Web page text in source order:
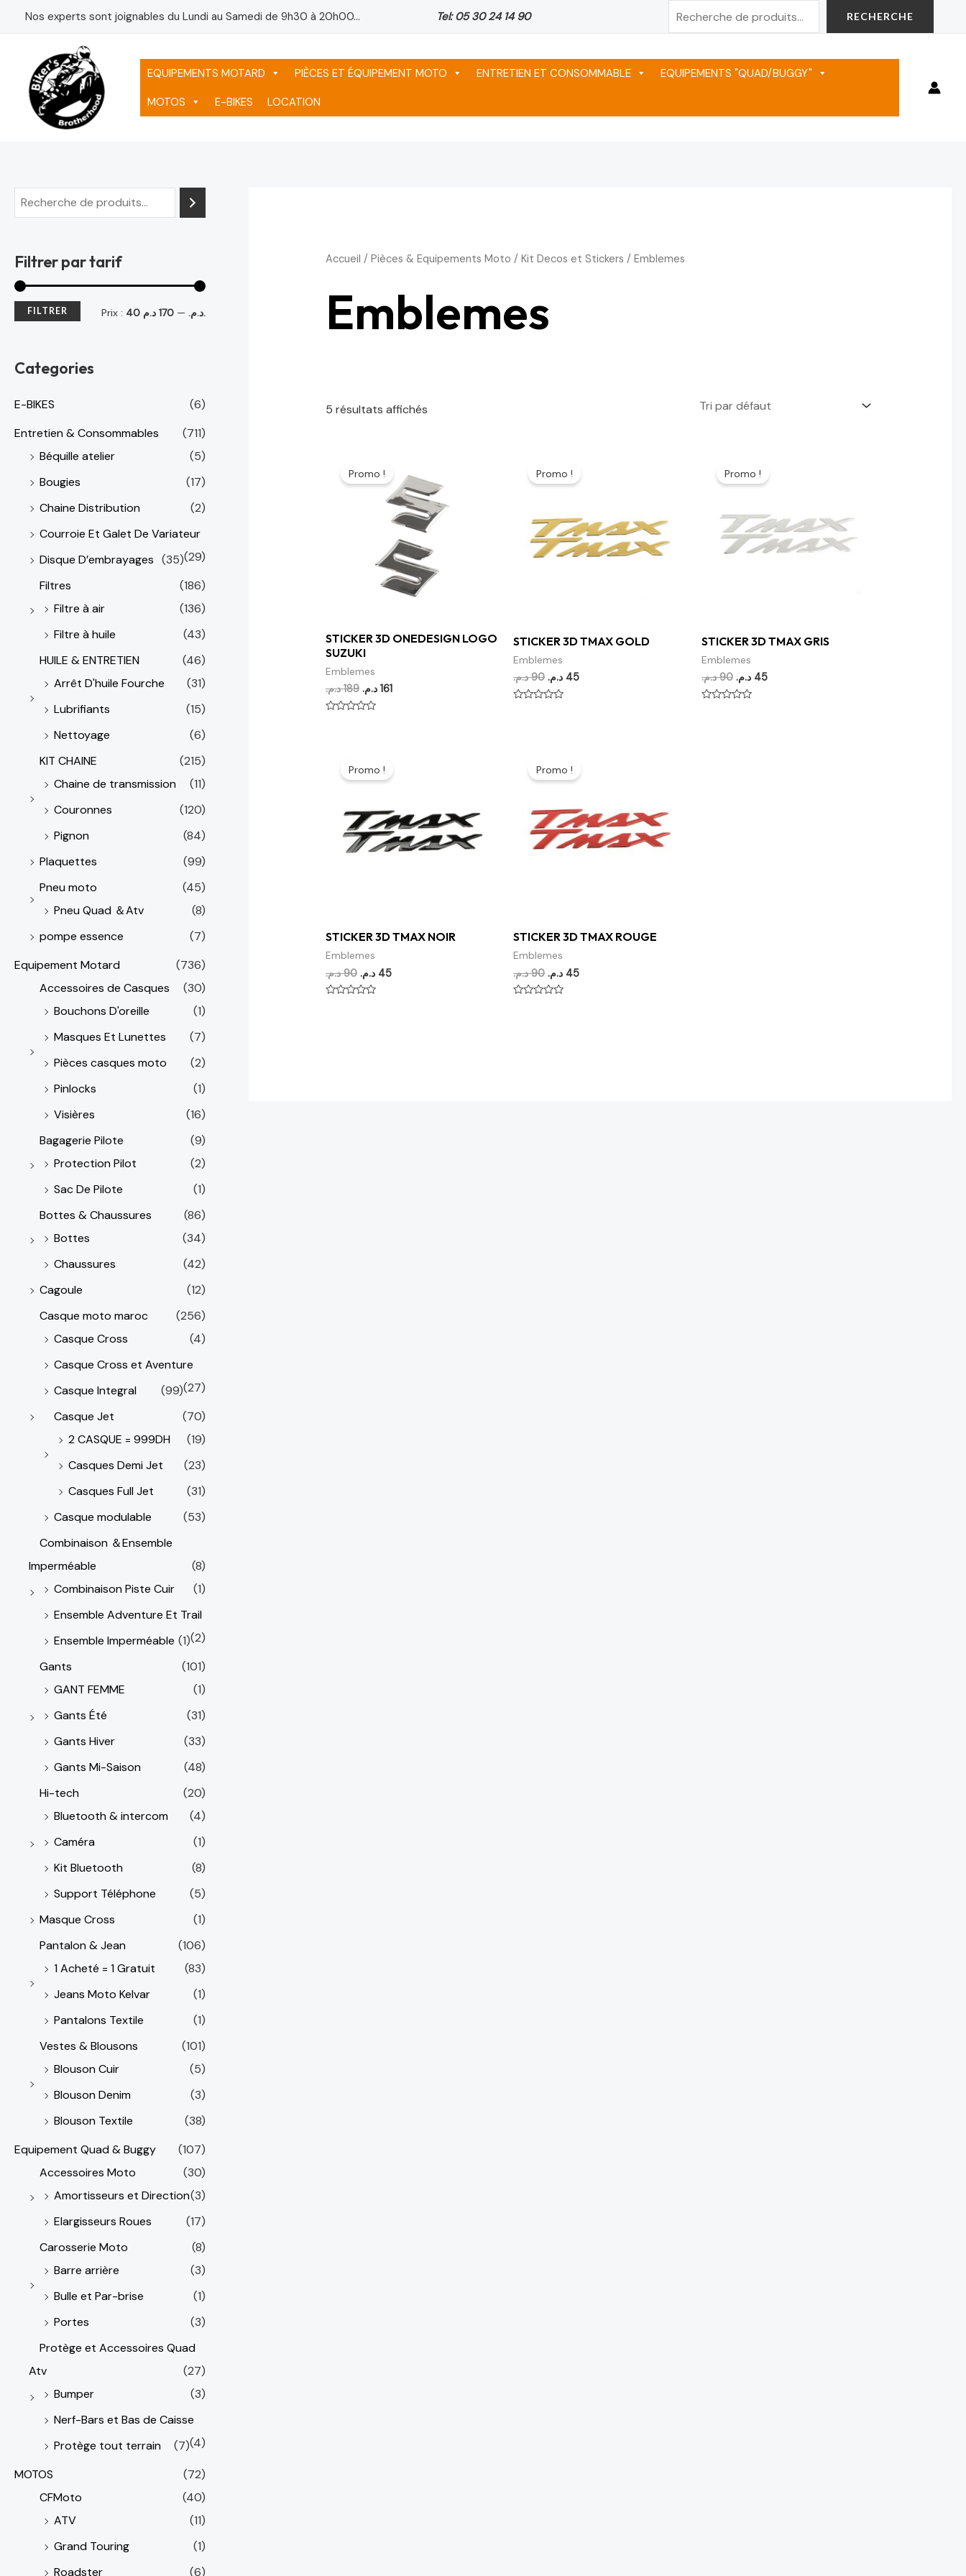
Nos experts sont joignables du Lundi au Samedi de 9h30 à 20h00... Tel: 05 30 24 14 90 Rechercher RECHERCHE
EQUIPEMENTS MOTARD PIÈCES ET ÉQUIPEMENT MOTO ENTRETIEN ET CONSOMMABLE
EQUIPEMENTS "QUAD/BUGGY"
MOTOS
E-BIKES LOCATION
Filtrer par tarif
P
i
P
i
FILTRER Prix : 40 د.م. — 170 د.م.
Categories
E-BIKES
(6)
Entretien & Consommables
(711)
Béquille atelier
(5)
Bougies
(17)
Chaine Distribution
(2)
Courroie Et Galet De Variateur
(29)
Disque D’embrayages (35)
Filtres
(186)
Filtre à air
(136)
Filtre à huile
(43)
HUILE & ENTRETIEN
(46)
Arrêt D'huile Fourche
(31)
Lubrifiants
(15)
Nettoyage
(6)
KIT CHAINE
(215)
Chaine de transmission
(11)
Couronnes
(120)
Pignon
(84)
Plaquettes
(99)
Pneu moto
(45)
Pneu Quad ＆Atv
(8)
pompe essence
(7)
Equipement Motard
(736)
Accessoires de Casques
(30)
Bouchons D'oreille
(1)
Masques Et Lunettes
(7)
Pièces casques moto
(2)
Pinlocks
(1)
Visières
(16)
Bagagerie Pilote
(9)
Protection Pilot
(2)
Sac De Pilote
(1)
Bottes & Chaussures
(86)
Bottes
(34)
Chaussures
(42)
Cagoule
(12)
Casque moto maroc
(256)
Casque Cross
(4)
Casque Cross et Aventure
(27)
Casque Integral
(99)
Casque Jet
(70)
2 CASQUE = 999DH
(19)
Casques Demi Jet
(23)
Casques Full Jet
(31)
Casque modulable
(53)
Combinaison ＆Ensemble
Imperméable
(8)
Combinaison Piste Cuir
(1)
Ensemble Adventure Et Trail
(2)
Ensemble Imperméable (1)
Gants
(101)
GANT FEMME
(1)
Gants Été
(31)
Gants Hiver
(33)
Gants Mi-Saison
(48)
Hi-tech
(20)
Bluetooth & intercom
(4)
Caméra
(1)
Kit Bluetooth
(8)
Support Téléphone
(5)
Masque Cross
(1)
Pantalon & Jean
(106)
1 Acheté = 1 Gratuit
(83)
Jeans Moto Kelvar
(1)
Pantalons Textile
(1)
Vestes & Blousons
(101)
Blouson Cuir
(5)
Blouson Denim
(3)
Blouson Textile
(38)
Equipement Quad & Buggy
(107)
Accessoires Moto
(30)
Amortisseurs et Direction(3)
Elargisseurs Roues
(17)
Carosserie Moto
(8)
Barre arrière
(3)
Bulle et Par-brise
(1)
Portes
(3)
Protège et Accessoires Quad
Atv
(27)
Bumper
(3)
Nerf-Bars et Bas de Caisse
(4)
Protège tout terrain
(7)
MOTOS
(72)
CFMoto
(40)
ATV
(11)
Grand Touring
(1)
Roadster
(6)
Accueil / Pièces & Equipements Moto / Kit Decos et Stickers / Emblemes
Emblemes
5 résultats affichés
Promo !
STICKER 3D ONEDESIGN LOGO
SUZUKI
Emblemes
189 د.م.
initial
était :
189 د.م..
161 د.م.
actuel
est :
161 د.م..
Promo !
STICKER 3D TMAX GOLD
Emblemes
90 د.م.
initial
45 د.م.
actuel
Promo !
STICKER 3D TMAX GRIS
Emblemes
90 د.م.
initial
45 د.م.
actuel
Promo !
STICKER 3D TMAX NOIR
Emblemes
90 د.م.
initial
45 د.م.
actuel
Promo !
STICKER 3D TMAX ROUGE
Emblemes
90 د.م.
initial
45 د.م.
actuel